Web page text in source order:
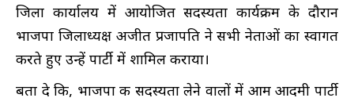
जिला कार्यालय में आयोजित सदस्यता कार्यक्रम के दौरान
भाजपा जिलाध्यक्ष अजीत प्रजापति ने सभी नेताओं का स्वागत
करते हुए उन्हें पार्टी में शामिल कराया।
बता दे कि, भाजपा की सदस्यता लेने वालों में आम आदमी पार्टी